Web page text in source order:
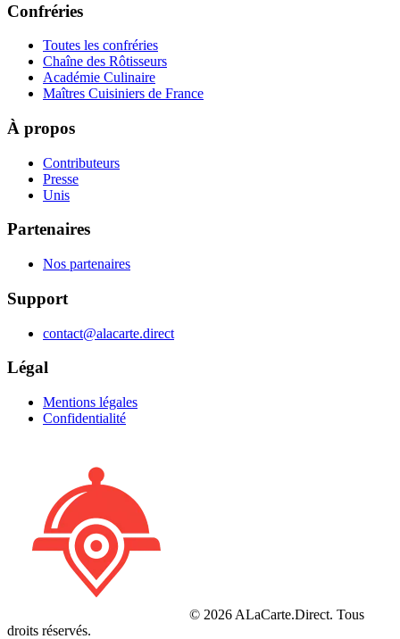
Confréries
Toutes les confréries
Chaîne des Rôtisseurs
Académie Culinaire
Maîtres Cuisiniers de France
À propos
Contributeurs
Presse
Unis
Partenaires
Nos partenaires
Support
contact@alacarte.direct
Légal
Mentions légales
Confidentialité
© 2026 ALaCarte.Direct. Tous
droits réservés.